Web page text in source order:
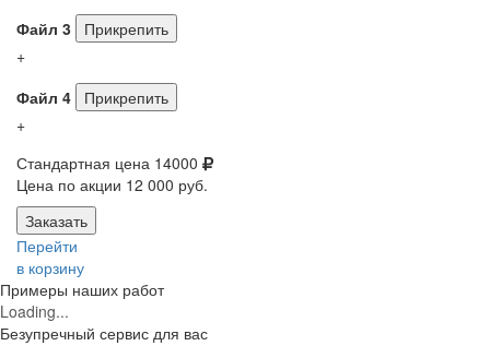
Файл 3
Прикрепить
+
Файл 4
Прикрепить
+
Стандартная цена 14000
Цена по акции 12 000 руб.
Заказать
Перейти
в корзину
Примеры наших работ
Loading...
Безупречный сервис для вас